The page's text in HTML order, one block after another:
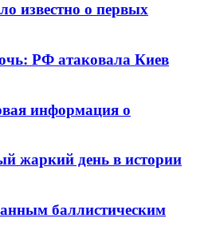
известно о первых
РФ атаковала Киев
информация о
жаркий день в истории
баллистическим